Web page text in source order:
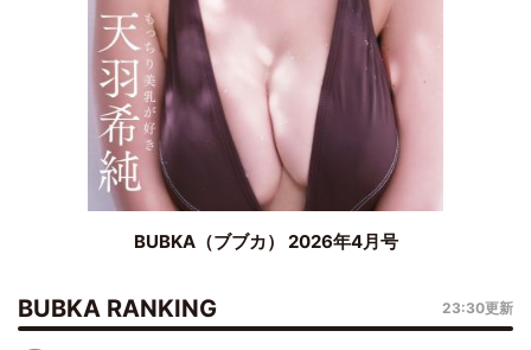
BUBKA（ブブカ） 2026年4月号
BUBKA RANKING 23:30更新